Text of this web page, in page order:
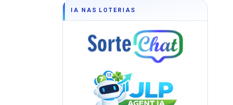
IA NAS LOTERIAS